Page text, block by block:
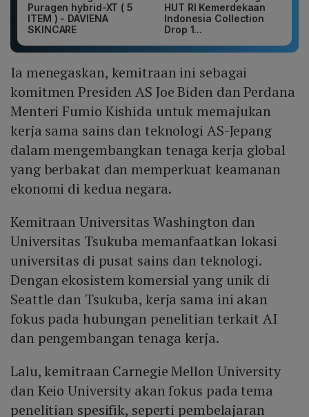
Puragen hybrid-XT ( 5
ITEM ) - DAVIENA
SKINCARE
HUT RI Kemerdekaan
Indonesia Collection
Drop 1...
Ia menegaskan, kemitraan ini sebagai
komitmen Presiden AS Joe Biden dan Perdana
Menteri Fumio Kishida untuk memajukan
kerja sama sains dan teknologi AS-Jepang
dalam mengembangkan tenaga kerja global
yang berbakat dan memperkuat keamanan
ekonomi di kedua negara.
Kemitraan Universitas Washington dan
Universitas Tsukuba memanfaatkan lokasi
universitas di pusat sains dan teknologi.
Dengan ekosistem komersial yang unik di
Seattle dan Tsukuba, kerja sama ini akan
fokus pada hubungan penelitian terkait AI
dan pengembangan tenaga kerja.
Lalu, kemitraan Carnegie Mellon University
dan Keio University akan fokus pada tema
penelitian spesifik, seperti pembelajaran